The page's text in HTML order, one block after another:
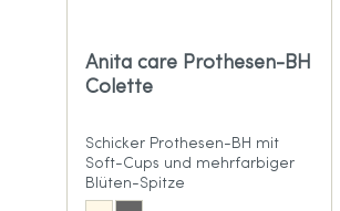
Anita care Prothesen-BH
Colette
Schicker Prothesen-BH mit
Soft-Cups und mehrfarbiger
Blüten-Spitze